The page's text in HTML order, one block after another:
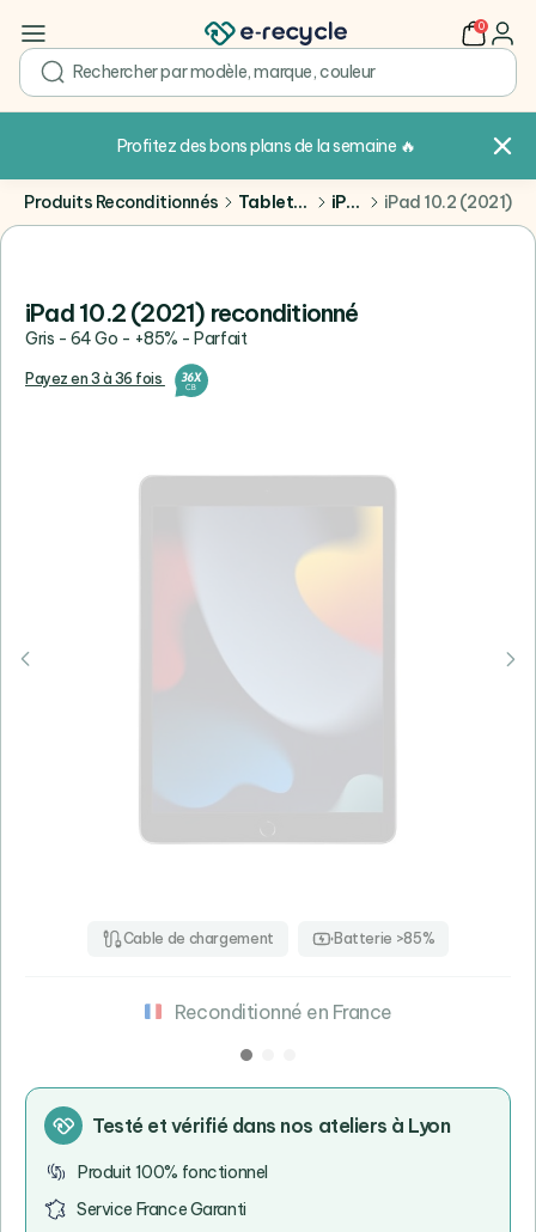
search
0 user
Profitez des bons plans de la semaine 🔥
Produits Reconditionnés Tablettes iPad iPad 10.2 (2021)
iPad 10.2 (2021) reconditionné
Gris - 64 Go - +85% - Parfait
Payez en 3 à 36 fois
Cable de chargement Batterie >85%
Reconditionné en France
Testé et vérifié dans nos ateliers à Lyon
Produit 100% fonctionnel
Service France Garanti